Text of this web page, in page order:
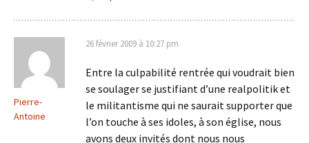
Pierre-
Antoine
26 février 2009 à 10:27 pm
Entre la culpabilité rentrée qui voudrait bien
se soulager se justifiant d’une realpolitik et
le militantisme qui ne saurait supporter que
l’on touche à ses idoles, à son église, nous
avons deux invités dont nous nous